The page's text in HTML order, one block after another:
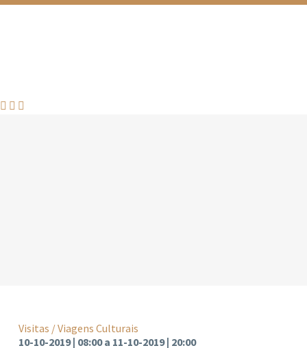
  
Visitas / Viagens Culturais
10-10-2019 | 08:00 a 11-10-2019 | 20:00